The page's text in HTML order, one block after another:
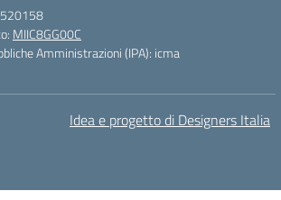
MIIC8GG00C
Amministrazioni (IPA): icma
Idea e progetto di Designers Italia